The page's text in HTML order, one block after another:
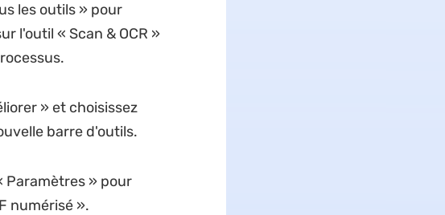
les outils » pour
l'outil « Scan & OCR »
» et choisissez
barre d'outils.
Paramètres » pour
numérisé ».